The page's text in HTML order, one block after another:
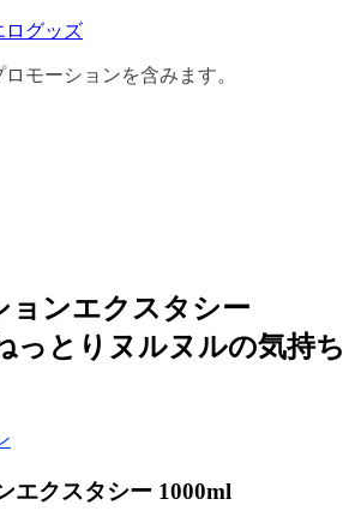
ログッズ
モーションを含みます。
ョンエクスタシー
とりヌルヌルの気持ち
エクスタシー 1000ml